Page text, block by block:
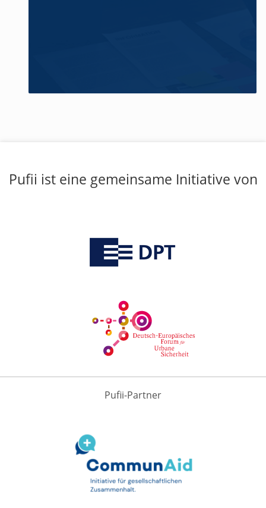
Pufii ist eine gemeinsame Initiative von
Pufii-Partner